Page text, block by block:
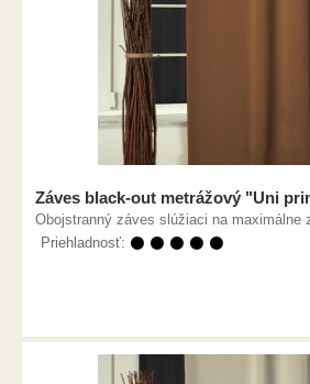
Záves black-out metrážový "Uni
Obojstranný záves slúžiaci na maximálne
Priehladnosť: ⚫ ⚫ ⚫ ⚫ ⚫